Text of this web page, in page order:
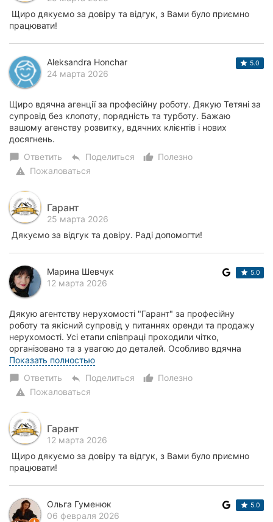
Щиро дякуємо за довіру та відгук, з Вами було приємно
працювати!
Aleksandra Honchar
24 марта 2026
5.0
Щиро вдячна агенції за професійну роботу. Дякую Тетяні за
супровід без клопоту, порядність та турботу. Бажаю
вашому агенству розвитку, вдячних клієнтів і нових
досягнень.
chat_bubble Ответить reply Поделиться thumb_up_alt
Полезно
warning Пожаловаться
Гарант
25 марта 2026
Дякуємо за відгук та довіру. Раді допомогти!
Марина Шевчук
12 марта 2026
5.0
Дякую агентству нерухомості "Гарант" за професійну
роботу та якісний супровід у питаннях оренди та продажу
нерухомості. Усі етапи співпраці проходили чітко,
організовано та з увагою до деталей. Особливо вдячна
нашому ріелтеру - Надії Рекун, вона завж...
Показать полностью
chat_bubble Ответить reply Поделиться thumb_up_alt
Полезно
warning Пожаловаться
Гарант
12 марта 2026
Щиро дякуємо за довіру та відгук, з Вами було приємно
працювати!
Ольга Гуменюк
06 февраля 2026
5.0